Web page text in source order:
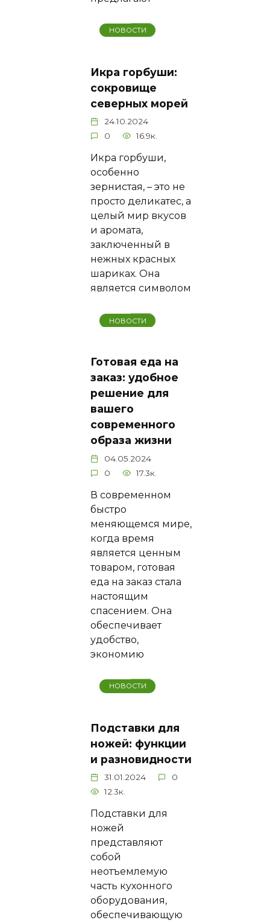
НОВОСТИ
Икра горбуши:
сокровище
северных морей
24.10.2024
0
16.9к.
Икра горбуши,
особенно
зернистая, – это не
просто деликатес, а
целый мир вкусов
и аромата,
заключенный в
нежных красных
шариках. Она
является символом
НОВОСТИ
Готовая еда на
заказ: удобное
решение для
вашего
современного
образа жизни
04.05.2024
0
17.3к.
В современном
быстро
меняющемся мире,
когда время
является ценным
товаром, готовая
еда на заказ стала
настоящим
спасением. Она
обеспечивает
удобство,
экономию
НОВОСТИ
Подставки для
ножей: функции
и разновидности
31.01.2024
0
12.3к.
Подставки для
ножей
представляют
собой
неотъемлемую
часть кухонного
оборудования,
обеспечивающую